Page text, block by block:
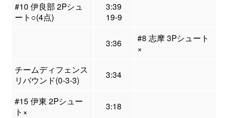
#10 伊良部 2Pシュ
ート○(4点)
3:39
19-9
3:36
#8 志摩 3Pシュート
×
チームディフェンス
リバウンド(0-3-3)
3:34
#15 伊東 2Pシュー
ト×
3:18